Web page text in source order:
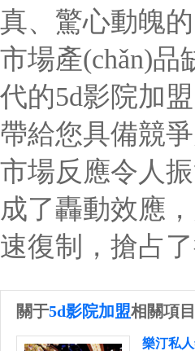
真、驚心動魄
市場產(chǎn)
代的5d影院加
帶給您具備競
市場反應令人
成了轟動效應
速復制，搶占
關于5d影院加盟相關項目
樂汀私